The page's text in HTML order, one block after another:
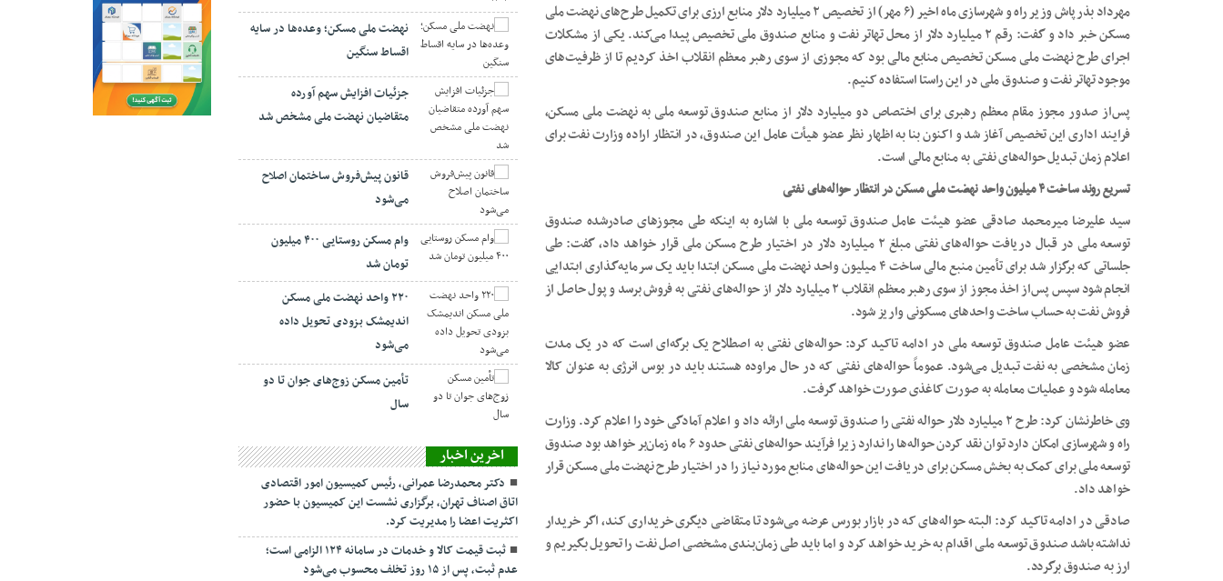
مهرداد بذرپاش وزیر راه و شهرسازی ماه اخیر (۶ مهر) از تخصیص ۲ میلیارد دلار منابع ارزی برای تکمیل طرح‌های نهضت ملی
مسکن خبر داد و گفت: رقم ۲ میلیارد دلار از محل تهاتر نفت و منابع صندوق ملی تخصیص پیدا می‌کند. یکی از مشکلات
اجرای طرح نهضت ملی مسکن تخصیص منابع مالی بود که مجوزی از سوی رهبر معظم انقلاب اخذ کردیم تا از ظرفیت‌های
موجود تهاتر نفت و صندوق ملی در این راستا استفاده کنیم.
پس‌از صدور مجوز مقام معظم رهبری برای اختصاص دو میلیارد دلار از منابع صندوق توسعه ملی به نهضت ملی مسکن،
فرایند اداری این تخصیص آغاز شد و اکنون بنا به اظهار نظر عضو هیأت عامل این صندوق، در انتظار اراده وزارت نفت برای
اعلام زمان تبدیل حواله‌های نفتی به منابع مالی است.
تسریع روند ساخت ۴ میلیون واحد نهضت ملی مسکن در انتظار حواله‌های نفتی
سید علیرضا میرمحمد صادقی عضو هیئت عامل صندوق توسعه ملی با اشاره به اینکه طی مجوزهای صادرشده صندوق
توسعه ملی در قبال دریافت حواله‌های نفتی مبلغ ۲ میلیارد دلار در اختیار طرح مسکن ملی قرار خواهد داد، گفت: طی
جلساتی که برگزار شد برای تأمین منبع مالی ساخت ۴ میلیون واحد نهضت ملی مسکن ابتدا باید یک سرمایه‌گذاری ابتدایی
انجام شود سپس پس‌از اخذ مجوز از سوی رهبر معظم انقلاب ۲ میلیارد دلار از حواله‌های نفتی به فروش برسد و پول حاصل از
فروش نفت به حساب ساخت واحدهای مسکونی واریز شود.
عضو هیئت عامل صندوق توسعه ملی در ادامه تاکید کرد: حواله‌های نفتی به اصطلاح یک برگه‌ای است که در یک مدت
زمان مشخصی به نفت تبدیل می‌شود. عموماً حواله‌های نفتی که در حال مراوده هستند باید در بوس انرژی به عنوان کالا
معامله شود و عملیات معامله به صورت کاغذی صورت خواهد گرفت.
وی خاطرنشان کرد: طرح ۲ میلیارد دلار حواله نفتی را صندوق توسعه ملی ارائه داد و اعلام آمادگی خود را اعلام کرد. وزارت
راه و شهرسازی امکان دارد توان نقد کردن حواله‌ها را ندارد زیرا فرآیند حواله‌های نفتی حدود ۶ ماه زمان‌بر خواهد بود صندوق
توسعه ملی برای کمک به بخش مسکن برای دریافت این حواله‌های منابع مورد نیاز را در اختیار طرح نهضت ملی مسکن قرار
خواهد داد.
صادقی در ادامه تاکید کرد: البته حواله‌های که در بازار بورس عرضه می‌شود تا متقاضی دیگری خریداری کند، اگر خریدار
نداشته باشد صندوق توسعه ملی اقدام به خرید خواهد کرد و اما باید طی زمان‌بندی مشخصی اصل نفت را تحویل بگیریم و
ارز به صندوق برگردد.
نهضت ملی مسکن؛ وعده‌ها در سایه
اقساط سنگین
جزئیات افزایش سهم آورده
متقاضیان نهضت ملی مشخص شد
قانون پیش‌فروش ساختمان اصلاح
می‌شود
وام مسکن روستایی ۴۰۰ میلیون
تومان شد
۲۲۰ واحد نهضت ملی مسکن
اندیمشک بزودی تحویل داده
می‌شود
تأمین مسکن زوج‌های جوان تا دو
سال
اخرین اخبار
دکتر محمدرضا عمرانی، رئیس کمیسیون امور اقتصادی
اتاق اصناف تهران، برگزاری نشست این کمیسیون با حضور
اکثریت اعضا را مدیریت کرد.
ثبت قیمت کالا و خدمات در سامانه ۱۲۴ الزامی است؛
عدم ثبت، پس از ۱۵ روز تخلف محسوب می‌شود